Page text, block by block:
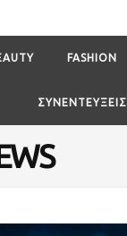
FASHION
ΣΥΝΕΝΤΕΥΞΕΙΣ